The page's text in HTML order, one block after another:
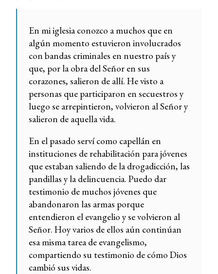
En mi iglesia conozco a muchos que en
algún momento estuvieron involucrados
con bandas criminales en nuestro país y
que, por la obra del Señor en sus
corazones, salieron de allí. He visto a
personas que participaron en secuestros y
luego se arrepintieron, volvieron al Señor y
salieron de aquella vida.
En el pasado serví como capellán en
instituciones de rehabilitación para jóvenes
que estaban saliendo de la drogadicción, las
pandillas y la delincuencia. Puedo dar
testimonio de muchos jóvenes que
abandonaron las armas porque
entendieron el evangelio y se volvieron al
Señor. Hoy varios de ellos aún continúan
esa misma tarea de evangelismo,
compartiendo su testimonio de cómo Dios
cambió sus vidas.